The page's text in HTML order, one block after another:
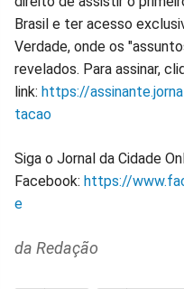
Brasil e ter acesso
Verdade, onde os
revelados. Para assinar,
link: https://
tacao
Siga o Jornal da Cidade
Facebook: https://
e
da Redação